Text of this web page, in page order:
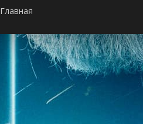
Главная